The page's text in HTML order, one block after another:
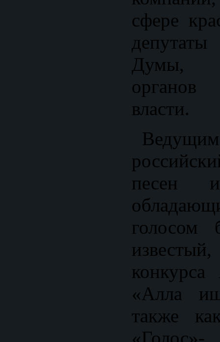
сфере
депутаты
Думы,
органов
власти.
песен и
голосом
«Алла
также